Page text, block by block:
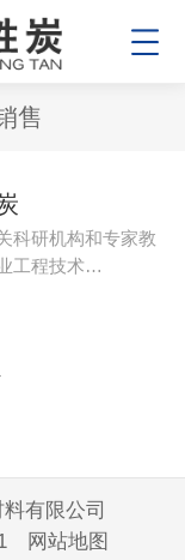
售
科研机构和专家教
工程技术…
有限公司
网站地图